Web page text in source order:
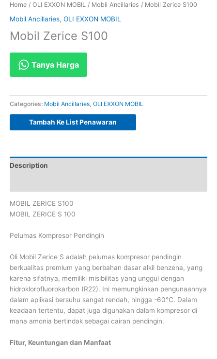
Home / OLI EXXON MOBIL / Mobil Ancillaries / Mobil Zerice S100
Mobil Ancillaries, OLI EXXON MOBIL
Mobil Zerice S100
Tanya Harga
Categories: Mobil Ancillaries OLI EXXON MOBIL
Tambah Ke List Penawaran
Description
MOBIL ZERICE S100
MOBIL ZERICE S 100
Pelumas Kompresor Pendingin
Oli Mobil Zerice S adalah pelumas kompresor pendingin
berkualitas premium yang berbahan dasar alkil benzena, yang
karena sifatnya, memiliki misibilitas yang unggul dengan
hidroklorofluorokarbon (R22). Ini memungkinkan pengunaannya
dalam aplikasi bersuhu sangat rendah, hingga -60°C. Dalam
keadaan tertentu, dapat juga digunakan dalam kompresor di
mana amonia bertindak sebagai cairan pendingin.
Fitur, Keuntungan dan Manfaat